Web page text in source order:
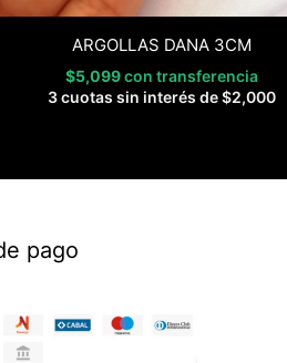
ARGOLLAS DANA 3CM
$5,099con transferencia
3 cuotas sin interés de$2,000
pago